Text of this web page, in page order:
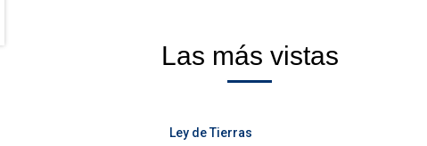
Las más vistas
Ley de Tierras